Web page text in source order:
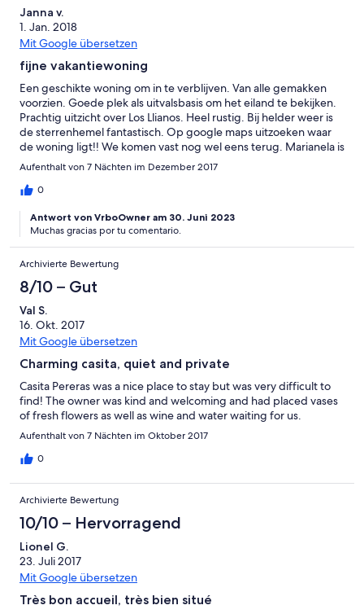
Janna v.
1. Jan. 2018
Mit Google übersetzen
fijne vakantiewoning
Een geschikte woning om in te verblijven. Van alle gemakken
voorzien. Goede plek als uitvalsbasis om het eiland te bekijken.
Prachtig uitzicht over Los Llianos. Heel rustig. Bij helder weer is
de sterrenhemel fantastisch. Op google maps uitzoeken waar
de woning ligt!! We komen vast nog wel eens terug. Marianela is
een goede gastvrouw.
Aufenthalt von 7 Nächten im Dezember 2017
0
Antwort von VrboOwner am 30. Juni 2023
Muchas gracias por tu comentario.
Archivierte Bewertung
8/10 – Gut
Val S.
16. Okt. 2017
Mit Google übersetzen
Charming casita, quiet and private
Casita Pereras was a nice place to stay but was very difficult to
find! The owner was kind and welcoming and had placed vases
of fresh flowers as well as wine and water waiting for us.
Aufenthalt von 7 Nächten im Oktober 2017
0
Archivierte Bewertung
10/10 – Hervorragend
Lionel G.
23. Juli 2017
Mit Google übersetzen
Très bon accueil, très bien situé